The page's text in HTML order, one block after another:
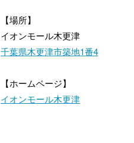
【場所】
イオンモール木更津
千葉県木更津市築地1番4
【ホームページ】
イオンモール木更津